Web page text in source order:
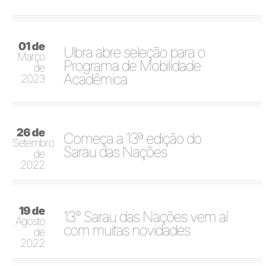
01 de
Março
de
2023
Ulbra abre seleção para o
Programa de Mobilidade
Acadêmica
26 de
Setembro
de
2022
Começa a 13ª edição do
Sarau das Nações
19 de
Agosto
de
2022
13° Sarau das Nações vem aí
com muitas novidades